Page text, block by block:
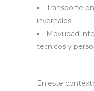
Transporte
invernales.
Movilidad
técnicos y
En este